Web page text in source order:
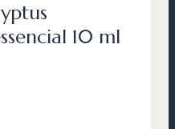
10 ml